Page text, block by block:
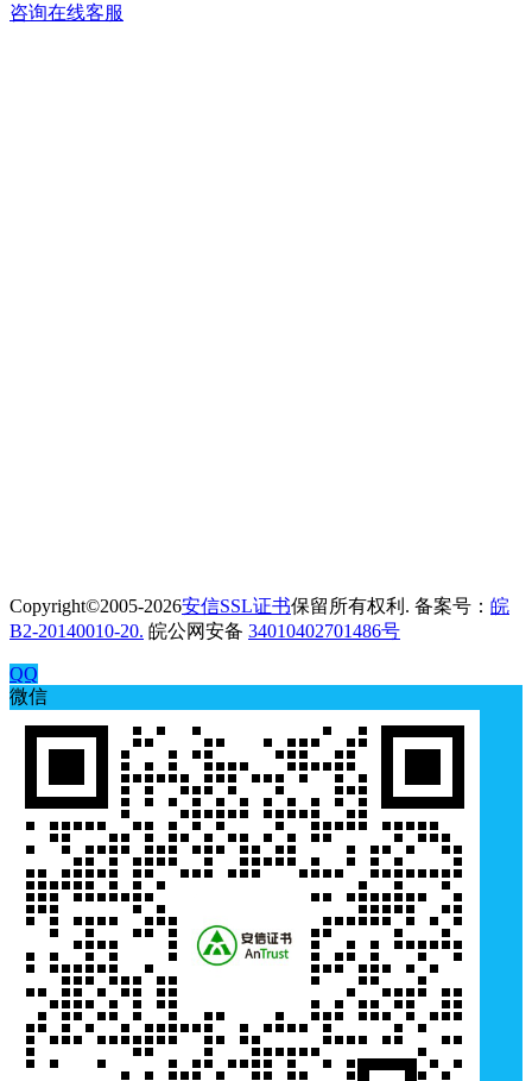
咨询在线客服
Copyright©2005-2026安信SSL证书保留所有权利. 备案号： 皖
B2-20140010-20. 皖公网安备 34010402701486号
QQ
微信